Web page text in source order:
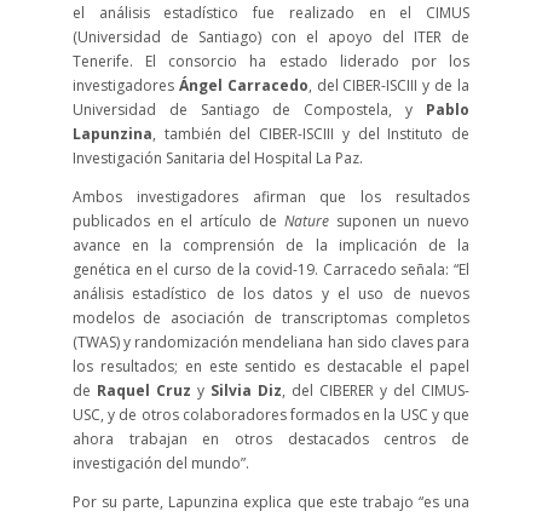
el análisis estadístico fue realizado en el CIMUS
(Universidad de Santiago) con el apoyo del ITER de
Tenerife. El consorcio ha estado liderado por los
investigadores Ángel Carracedo, del CIBER-ISCIII y de la
Universidad de Santiago de Compostela, y Pablo
Lapunzina, también del CIBER-ISCIII y del Instituto de
Investigación Sanitaria del Hospital La Paz.
Ambos investigadores afirman que los resultados
publicados en el artículo de Naturesuponen un nuevo
avance en la comprensión de la implicación de la
genética en el curso de la covid-19. Carracedo señala: “El
análisis estadístico de los datos y el uso de nuevos
modelos de asociación de transcriptomas completos
(TWAS) y randomización mendeliana han sido claves para
los resultados; en este sentido es destacable el papel
de Raquel Cruz y Silvia Diz, del CIBERER y del CIMUS-
USC, y de otros colaboradores formados en la USC y que
ahora trabajan en otros destacados centros de
investigación del mundo”.
Por su parte, Lapunzina explica que este trabajo “es una